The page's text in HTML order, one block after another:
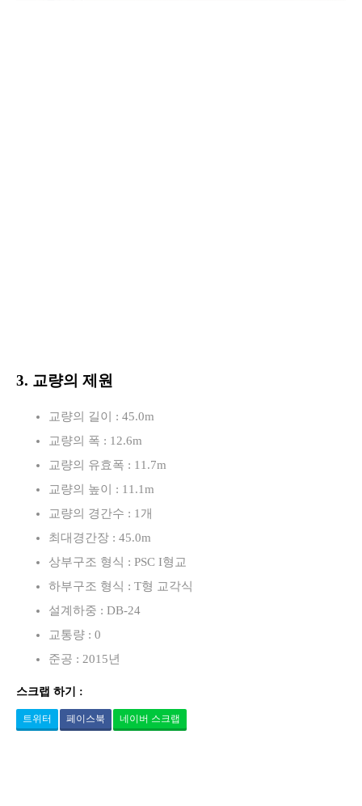
3. 교량의 제원
교량의 길이 : 45.0m
교량의 폭 : 12.6m
교량의 유효폭 : 11.7m
교량의 높이 : 11.1m
교량의 경간수 : 1개
최대경간장 : 45.0m
상부구조 형식 : PSC I형교
하부구조 형식 : T형 교각식
설계하중 : DB-24
교통량 : 0
준공 : 2015년
스크랩 하기 :
트위터 페이스북 네이버 스크랩